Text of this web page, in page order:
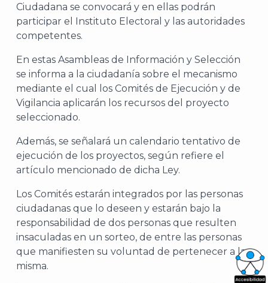
Ciudadana se convocará y en ellas podrán
participar el Instituto Electoral y las autoridades
competentes.
En estas Asambleas de Información y Selección
se informa a la ciudadanía sobre el mecanismo
mediante el cual los Comités de Ejecución y de
Vigilancia aplicarán los recursos del proyecto
seleccionado.
Además, se señalará un calendario tentativo de
ejecución de los proyectos, según refiere el
artículo mencionado de dicha Ley.
Los Comités estarán integrados por las personas
ciudadanas que lo deseen y estarán bajo la
responsabilidad de dos personas que resulten
insaculadas en un sorteo, de entre las personas
que manifiesten su voluntad de pertenecer a la
misma.